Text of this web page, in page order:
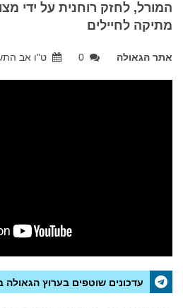
המורל, לחזק רוחנית על ידי
מתיקה לחיילים
אתר הגאולה 0 ט"ו אב התשפ"ב,
עדכונים שוטפים בערוץ הגאולה